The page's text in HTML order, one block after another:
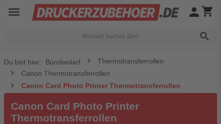
menu
search
person shopping_cart
Du bist hier: Bürobedarf
Thermotransferrollen
Canon Thermotransferrollen
Canon Card Photo Printer Thermotransferrollen
Canon Card Photo Printer
Thermotransferrollen